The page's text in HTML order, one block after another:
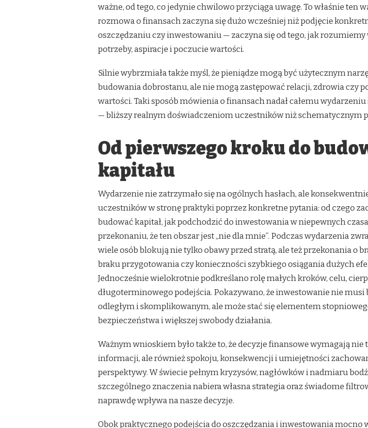
ważne, od tego, co jedynie chwilowo przyciąga uwagę. To właśnie ten
rozmowa o finansach zaczyna się dużo wcześniej niż podjęcie
oszczędzaniu czy inwestowaniu — zaczyna się od tego, jak rozumiemy
potrzeby, aspiracje i poczucie wartości.
Silnie wybrzmiała także myśl, że pieniądze mogą być użytecznym
budowania dobrostanu, ale nie mogą zastępować relacji, zdrowia czy
wartości. Taki sposób mówienia o finansach nadał całemu
— bliższy realnym doświadczeniom uczestników niż schematycznym
Od pierwszego kroku do
kapitału
Wydarzenie nie zatrzymało się na ogólnych hasłach, ale
uczestników w stronę praktyki poprzez konkretne pytania: od czego
budować kapitał, jak podchodzić do inwestowania w niepewnych
przekonaniu, że ten obszar jest „nie dla mnie”. Podczas wydarzenia
wiele osób blokują nie tylko obawy przed stratą, ale też przekonania o
braku przygotowania czy konieczności szybkiego osiągania dużych
Jednocześnie wielokrotnie podkreślano rolę małych kroków, celu,
długoterminowego podejścia. Pokazywano, że inwestowanie nie musi
odległym i skomplikowanym, ale może stać się elementem
bezpieczeństwa i większej swobody działania.
Ważnym wnioskiem było także to, że decyzje finansowe wymagają nie
informacji, ale również spokoju, konsekwencji i umiejętności
perspektywy. W świecie pełnym kryzysów, nagłówków i nadmiaru
szczególnego znaczenia nabiera własna strategia oraz świadome
naprawdę wpływa na nasze decyzje.
Obok praktycznego podejścia do oszczędzania i inwestowania mocno